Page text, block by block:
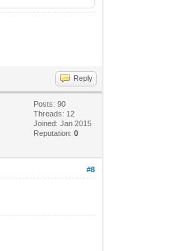
Reply
Posts: 90
Threads: 12
Joined: Jan 2015
Reputation:0
#8